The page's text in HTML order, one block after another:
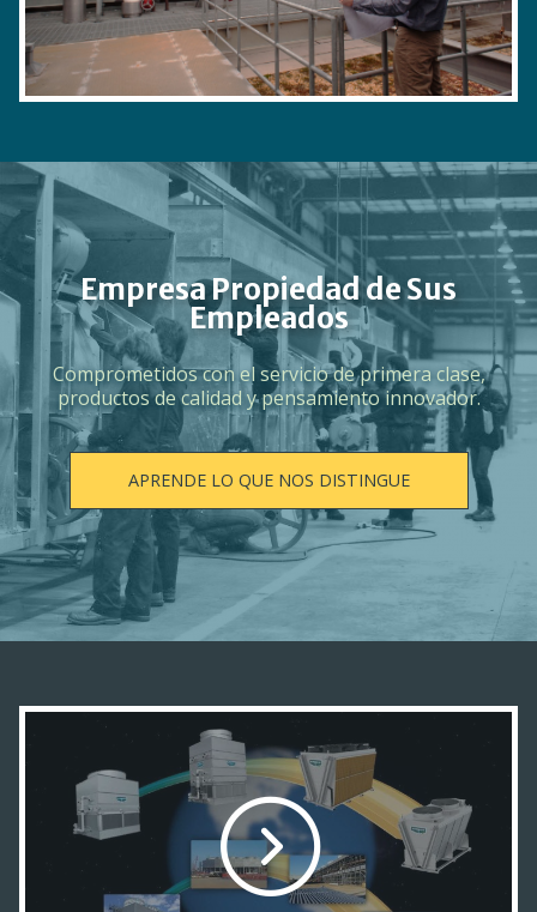
Empresa Propiedad de Sus
Empleados
Comprometidos con el servicio de primera clase,
productos de calidad y pensamiento innovador.
APRENDE LO QUE NOS DISTINGUE